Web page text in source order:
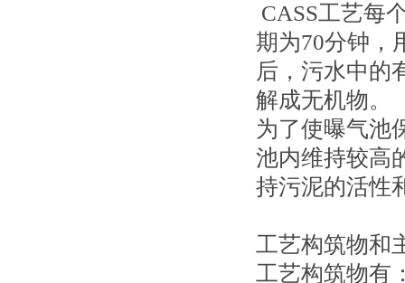
CASS工艺每
期为70分钟，
后，污水中的
解成无机物。
为了使曝气池
池内维持较高
持污泥的活性
工艺构筑物和
工艺构筑物有